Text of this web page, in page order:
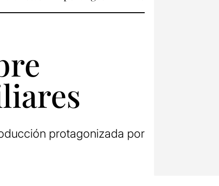
protagonizada por